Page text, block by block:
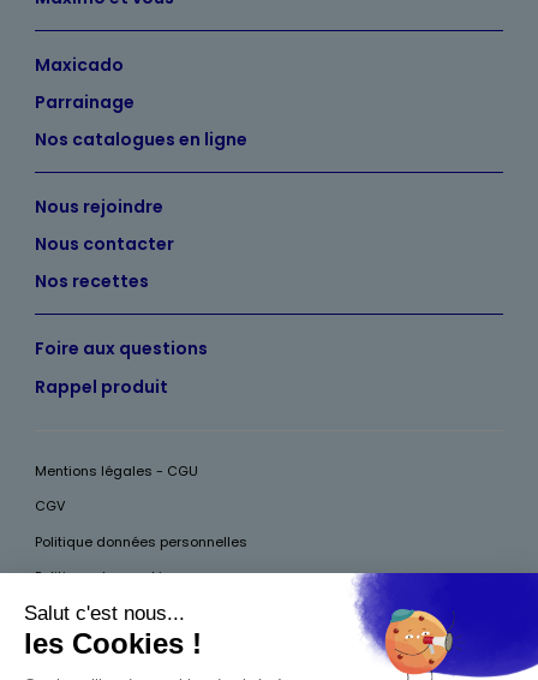
Maxicado
Parrainage
Nos catalogues en ligne
Nous rejoindre
Nous contacter
Nos recettes
Foire aux questions
Rappel produit
Mentions légales - CGU
CGV
Politique données personnelles
Politique des cookies
Accessibilité